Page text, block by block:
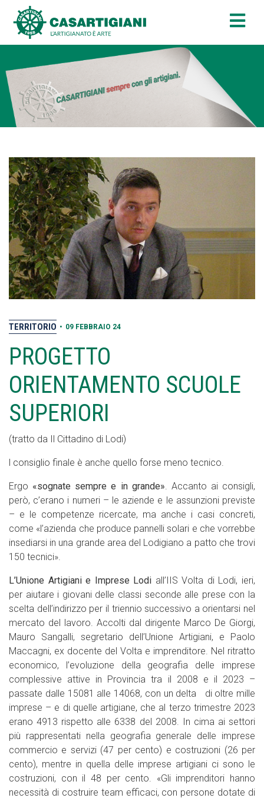
TERRITORIO • 09 FEBBRAIO 24
PROGETTO
ORIENTAMENTO SCUOLE
SUPERIORI
(tratto da Il Cittadino di Lodi)
l consiglio finale è anche quello forse meno tecnico.
Ergo «sognate sempre e in grande» . Accanto ai consigli,
però, c’erano i numeri – le aziende e le assunzioni previste
– e le competenze ricercate, ma anche i casi concreti,
come «l’azienda che produce pannelli solari e che vorrebbe
insediarsi in una grande area del Lodigiano a patto che trovi
150 tecnici».
L’Unione Artigiani e Imprese Lodi all’IIS Volta di Lodi, ieri,
per aiutare i giovani delle classi seconde alle prese con la
scelta dell’indirizzo per il triennio successivo a orientarsi nel
mercato del lavoro. Accolti dal dirigente Marco De Giorgi,
Mauro Sangalli, segretario dell’Unione Artigiani, e Paolo
Maccagni, ex docente del Volta e imprenditore. Nel ritratto
economico, l’evoluzione della geografia delle imprese
complessive attive in Provincia tra il 2008 e il 2023 –
passate dalle 15081 alle 14068, con un delta di oltre mille
imprese – e di quelle artigiane, che al terzo trimestre 2023
erano 4913 rispetto alle 6338 del 2008. In cima ai settori
più rappresentati nella geografia generale delle imprese
commercio e servizi (47 per cento) e costruzioni (26 per
cento), mentre in quella delle imprese artigiani ci sono le
costruzioni, con il 48 per cento. «Gli imprenditori hanno
necessità di costruire team efficaci, con persone dotate di